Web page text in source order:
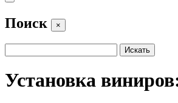
Поиск ×
Установка